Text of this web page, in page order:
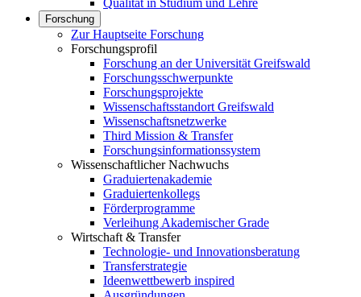
Qualität in Studium und Lehre
Forschung
Zur Hauptseite Forschung
Forschungsprofil
Forschung an der Universität Greifswald
Forschungsschwerpunkte
Forschungsprojekte
Wissenschaftsstandort Greifswald
Wissenschaftsnetzwerke
Third Mission & Transfer
Forschungsinformationssystem
Wissenschaftlicher Nachwuchs
Graduiertenakademie
Graduiertenkollegs
Förderprogramme
Verleihung Akademischer Grade
Wirtschaft & Transfer
Technologie- und Innovationsberatung
Transferstrategie
Ideenwettbewerb inspired